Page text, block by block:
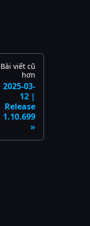
Bài viết cũ
hơn
2025-03-
12 |
Release
1.10.699